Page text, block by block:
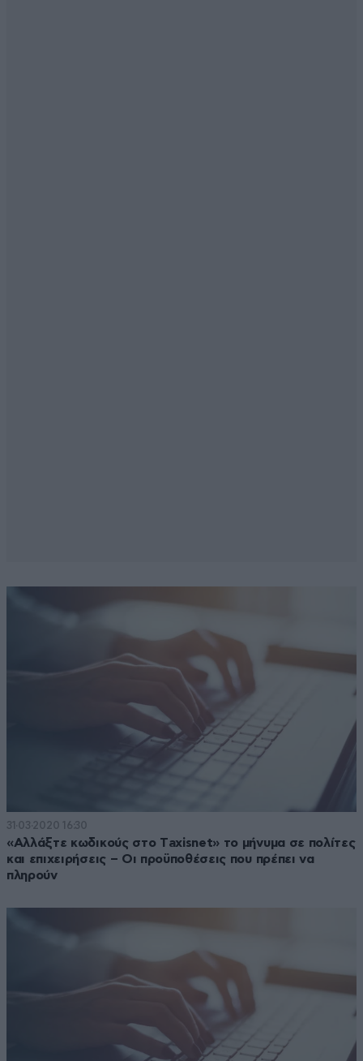
31·03·2020 16:30
«Αλλάξτε κωδικούς στο Τaxisnet» το μήνυμα σε πολίτες
και επιχειρήσεις – Οι προϋποθέσεις που πρέπει να
πληρούν